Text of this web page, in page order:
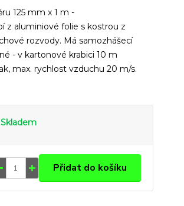
125 mm x 1 m -
z aluminiové folie s kostrou z
rozvody. Má samozhášecí
- v kartonové krabici 10 m
max. rychlost vzduchu 20 m/s.
Skladem
Přidat do košíku